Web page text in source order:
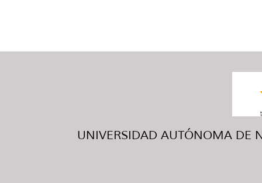
UNIVERSIDAD AUTÓNOMA DE